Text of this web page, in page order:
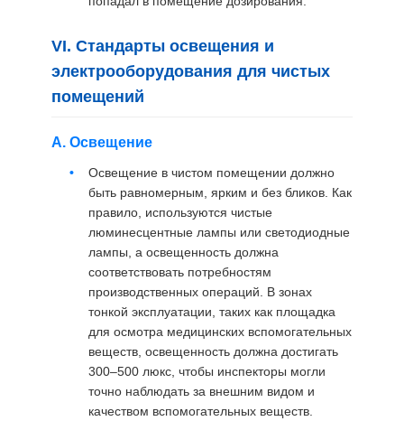
VI. Стандарты освещения и
электрооборудования для чистых
помещений
А. Освещение
Освещение в чистом помещении должно
быть равномерным, ярким и без бликов. Как
правило, используются чистые
люминесцентные лампы или светодиодные
лампы, а освещенность должна
соответствовать потребностям
производственных операций. В зонах
тонкой эксплуатации, таких как площадка
для осмотра медицинских вспомогательных
веществ, освещенность должна достигать
300–500 люкс, чтобы инспекторы могли
точно наблюдать за внешним видом и
качеством вспомогательных веществ.